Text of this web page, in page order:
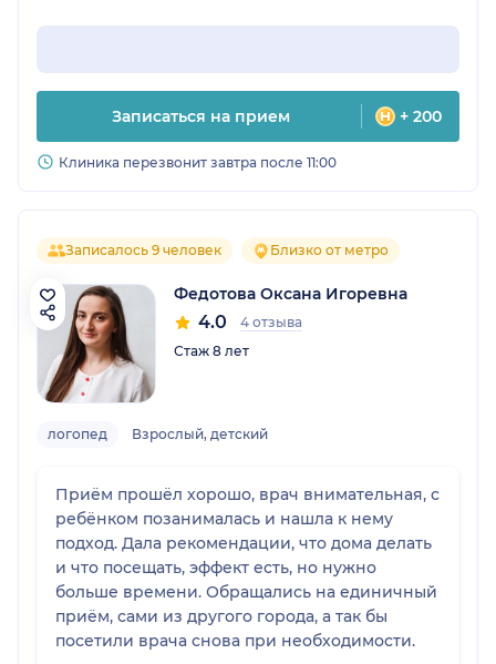
Записаться на прием + 200
Клиника перезвонит завтра после 11:00
Записалось 9 человек Близко от метро
Федотова Оксана Игоревна
4.0
4 отзыва
Стаж 8 лет
логопед Взрослый, детский
Приём прошёл хорошо, врач внимательная, с
ребёнком позанималась и нашла к нему
подход. Дала рекомендации, что дома делать
и что посещать, эффект есть, но нужно
больше времени. Обращались на единичный
приём, сами из другого города, а так бы
посетили врача снова при необходимости.